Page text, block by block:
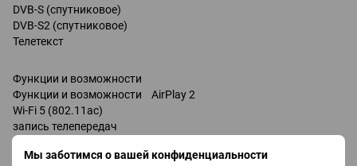
Мы заботимся о вашей конфиденциальности
DVB-S (спутниковое)
DVB-S2 (спутниковое)
Телетекст
Функции и возможности
Функции и возможности AirPlay 2
Wi-Fi 5 (802.11ac)
запись телепередач
Miracast
Bluetooth v 5.0